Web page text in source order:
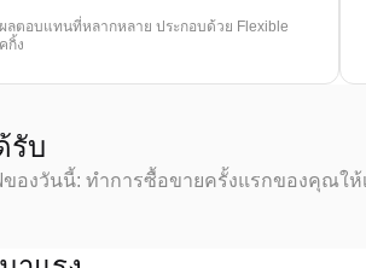
ตอบแทนที่หลากหลาย ประกอบด้วย Flexible
กิ้ง
รับ
ของวันนี้: ทำการซื้อขายครั้งแรกของคุณใ